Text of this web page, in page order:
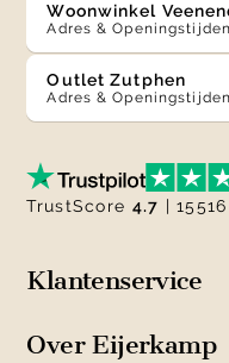
Woonwinkel
Adres & Openingstijden
Outlet Zutphen
Adres & Openingstijden
Klantenservice
Over Eijerkamp
TrustScore 4.7 |